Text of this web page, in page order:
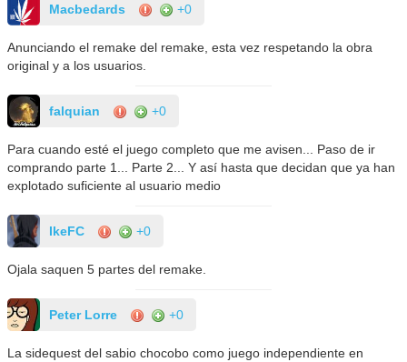
Macbedards +0
Anunciando el remake del remake, esta vez respetando la obra
original y a los usuarios.
falquian +0
Para cuando esté el juego completo que me avisen... Paso de ir
comprando parte 1... Parte 2... Y así hasta que decidan que ya han
explotado suficiente al usuario medio
IkeFC +0
Ojala saquen 5 partes del remake.
Peter Lorre +0
La sidequest del sabio chocobo como juego independiente en